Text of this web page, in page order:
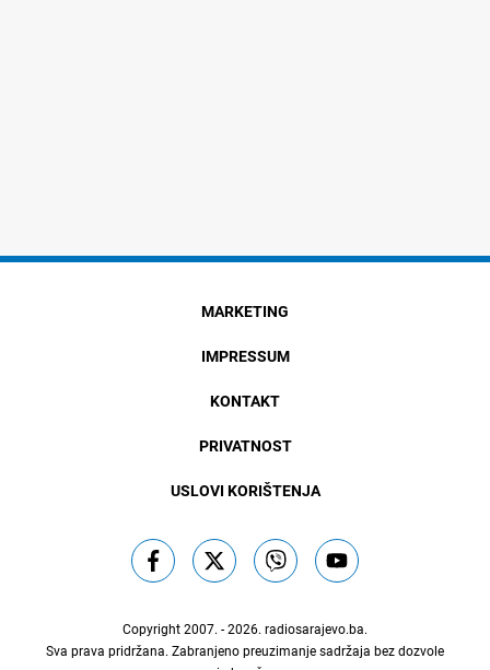
MARKETING
IMPRESSUM
KONTAKT
PRIVATNOST
USLOVI KORIŠTENJA
Copyright 2007. - 2026. radiosarajevo.ba.
Sva prava pridržana. Zabranjeno preuzimanje sadržaja bez dozvole